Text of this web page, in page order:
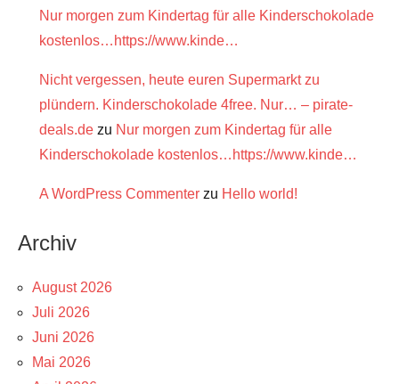
Nur morgen zum Kindertag für alle Kinderschokolade
kostenlos…https://www.kinde…
Nicht vergessen, heute euren Supermarkt zu
plündern. Kinderschokolade 4free. Nur… – pirate-
deals.de zu Nur morgen zum Kindertag für alle
Kinderschokolade kostenlos…https://www.kinde…
A WordPress Commenter zu Hello world!
Archiv
August 2026
Juli 2026
Juni 2026
Mai 2026